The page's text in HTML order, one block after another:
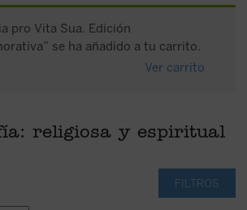
pro Vita Sua. Edición
se ha añadido a tu carrito.
Ver carrito
religiosa y espiritual
FILTROS